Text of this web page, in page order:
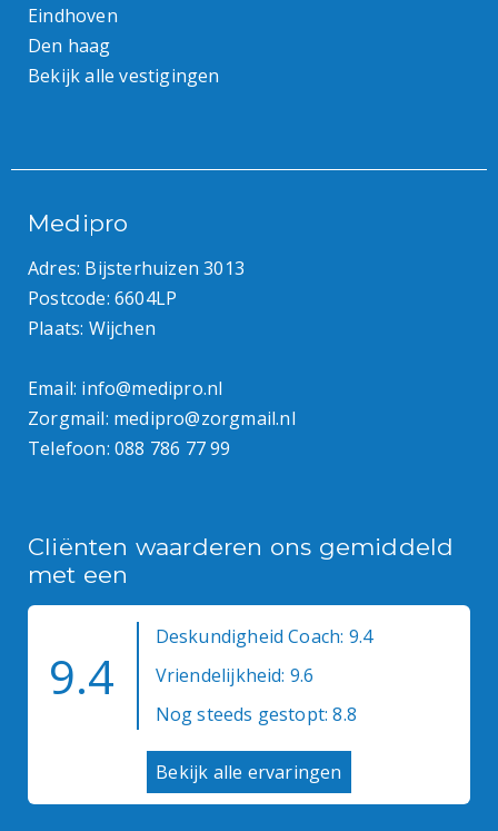
Eindhoven
Den haag
Bekijk alle vestigingen
Medipro
Adres: Bijsterhuizen 3013
Postcode: 6604LP
Plaats: Wijchen
Email: info@medipro.nl
Zorgmail: medipro@zorgmail.nl
Telefoon: 088 786 77 99
Cliënten waarderen ons gemiddeld
met een
9.4
Deskundigheid Coach: 9.4
Vriendelijkheid: 9.6
Nog steeds gestopt: 8.8
Bekijk alle ervaringen